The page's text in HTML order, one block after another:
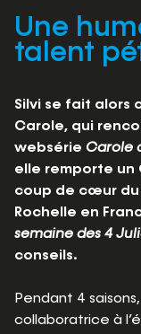
Une
talent
Silvi se fait alors
Carole, qui
websérie Carole
elle remporte un
coup de cœur du
Rochelle en
semaine des 4
conseils.
Pendant 4
collaboratrice à